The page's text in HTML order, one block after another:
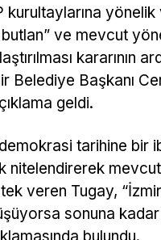
kurultaylarına
ve mevcut
kararının
Belediye Başkanı
geldi.
tarihine bir
nitelendirerek
veren Tugay,
sonuna kadar
bulundu.